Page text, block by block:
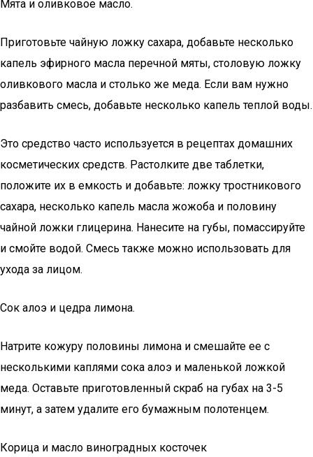
Мята и оливковое масло.
Приготовьте чайную ложку сахара, добавьте несколько
капель эфирного масла перечной мяты, столовую ложку
оливкового масла и столько же меда. Если вам нужно
разбавить смесь, добавьте несколько капель теплой воды.
Это средство часто используется в рецептах домашних
косметических средств. Растолките две таблетки,
положите их в емкость и добавьте: ложку тростникового
сахара, несколько капель масла жожоба и половину
чайной ложки глицерина. Нанесите на губы, помассируйте
и смойте водой. Смесь также можно использовать для
ухода за лицом.
Сок алоэ и цедра лимона.
Натрите кожуру половины лимона и смешайте ее с
несколькими каплями сока алоэ и маленькой ложкой
меда. Оставьте приготовленный скраб на губах на 3-5
минут, а затем удалите его бумажным полотенцем.
Корица и масло виноградных косточек